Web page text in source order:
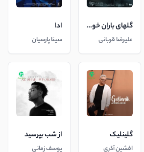
گلهای باران خورده
علیرضا قربانی
ادا
سینا پارسیان
گلینلیک
افشین آذری
از شب بپرسید
یوسف زمانی